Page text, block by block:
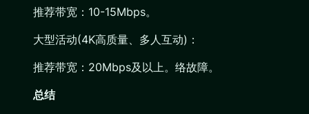
推荐带宽：10-15Mbps。
大型活动(4K高质量、多人互动)：
推荐带宽：20Mbps及以上。络故障。
总结